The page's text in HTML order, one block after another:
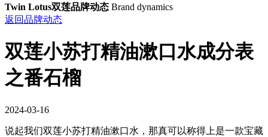
Twin Lotus双莲品牌动态 Brand dynamics
返回品牌动态
双莲小苏打精油漱口水成分表
之番石榴
2024-03-16
说起我们双莲小苏打精油漱口水，那真可以称得上是一款宝藏